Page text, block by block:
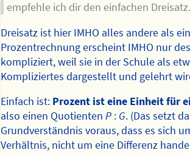
empfehle ich dir den einfachen
Dreisatz ist hier IMHO alles andere als
Prozentrechnung erscheint IMHO nur
kompliziert, weil sie in der Schule als
Kompliziertes dargestellt und gelehrt
Einfach ist: Prozent ist eine Einheit für
also einen QuotientenP : G. (Das setzt
Grundverständnis voraus, dass es sich
Verhältnis, nicht um eine Differenz